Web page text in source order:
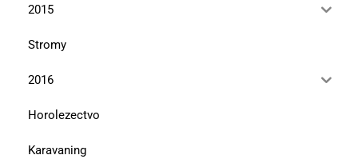
2015
Stromy
2016
Horolezectvo
Karavaning